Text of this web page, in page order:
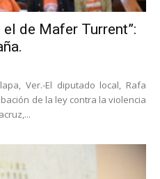
de Mafer Turrent”:
Ver.-El diputado local, Rafa
de la ley contra la violencia